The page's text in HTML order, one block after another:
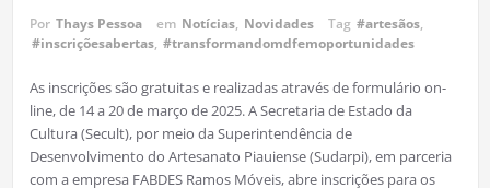
Por Thays Pessoa em Notícias, Novidades Tag #artesãos,
#inscriçõesabertas, #transformandomdfemoportunidades
As inscrições são gratuitas e realizadas através de formulário on-
line, de 14 a 20 de março de 2025. A Secretaria de Estado da
Cultura (Secult), por meio da Superintendência de
Desenvolvimento do Artesanato Piauiense (Sudarpi), em parceria
com a empresa FABDES Ramos Móveis, abre inscrições para os